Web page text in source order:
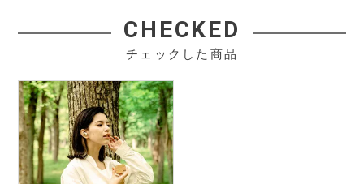
CHECKED
チェックした商品